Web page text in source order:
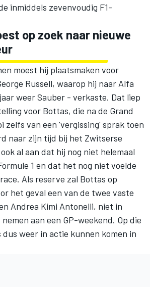
inmiddels zevenvoudig F1-
op zoek naar nieuwe
moest hij plaatsmaken voor
Russell, waarop hij naar Alfa
weer Sauber - verkaste. Dat liep
voor Bottas, die na de Grand
zelfs van een 'vergissing' sprak toen
naar zijn tijd bij het Zwitserse
al aan dat hij nog niet helemaal
1 en dat het nog niet voelde
Als reserve zal Bottas op
het geval een van de twee vaste
Andrea Kimi Antonelli, niet in
aan een GP-weekend. Op die
weer in actie kunnen komen in